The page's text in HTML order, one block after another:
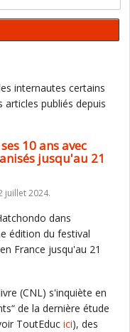
internautes certains
publiés depuis
10 ans avec
jusqu'au 21
juillet 2024.
dans
édition du festival
France jusqu'au 21
(CNL) s'inquiète en
de la dernière étude
ToutEduc ici), des